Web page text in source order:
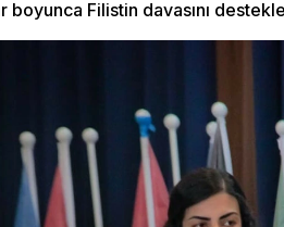
Filistin davasını